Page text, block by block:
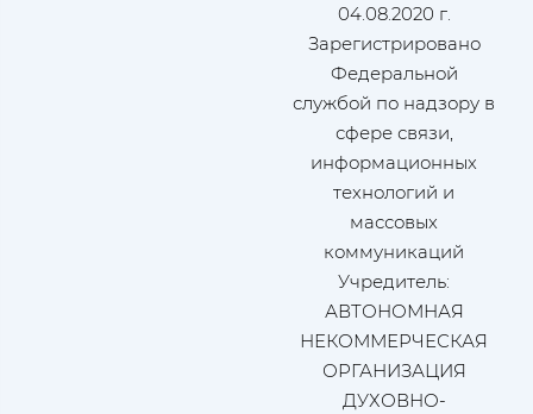
04.08.2020 г.
Зарегистрировано
Федеральной
службой по надзору в
сфере связи,
информационных
технологий и
массовых
коммуникаций
Учредитель:
АВТОНОМНАЯ
НЕКОММЕРЧЕСКАЯ
ОРГАНИЗАЦИЯ
ДУХОВНО-